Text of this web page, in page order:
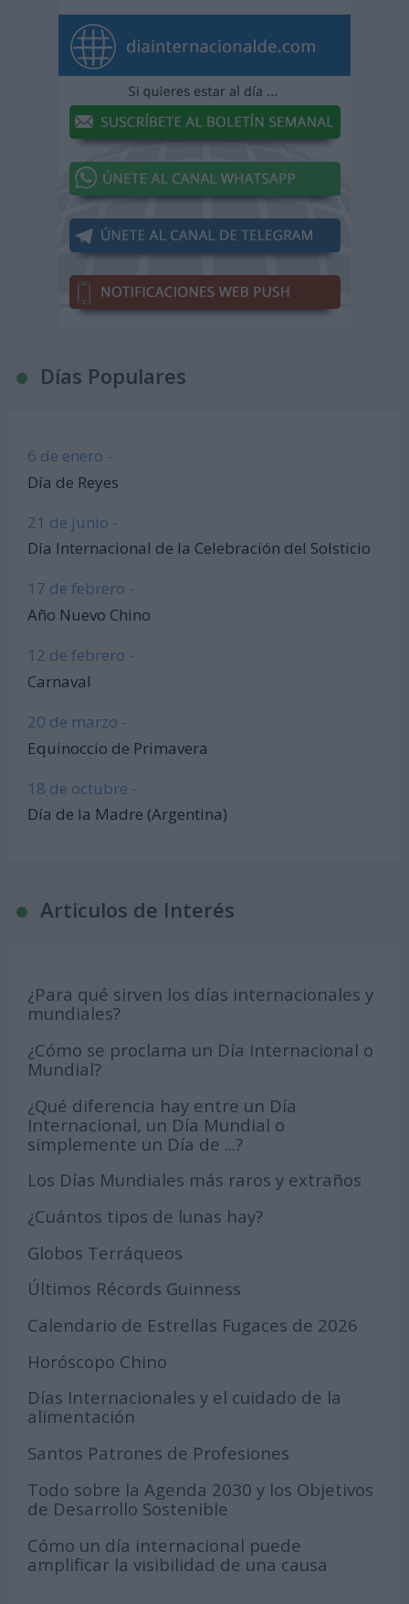
Días Populares
6 de enero -
Día de Reyes
21 de junio -
Día Internacional de la Celebración del Solsticio
17 de febrero -
Año Nuevo Chino
12 de febrero -
Carnaval
20 de marzo -
Equinoccio de Primavera
18 de octubre -
Día de la Madre (Argentina)
Articulos de Interés
¿Para qué sirven los días internacionales y
mundiales?
¿Cómo se proclama un Día Internacional o
Mundial?
¿Qué diferencia hay entre un Día
Internacional, un Día Mundial o
simplemente un Día de ...?
Los Días Mundiales más raros y extraños
¿Cuántos tipos de lunas hay?
Globos Terráqueos
Últimos Récords Guinness
Calendario de Estrellas Fugaces de 2026
Horóscopo Chino
Días Internacionales y el cuidado de la
alimentación
Santos Patrones de Profesiones
Todo sobre la Agenda 2030 y los Objetivos
de Desarrollo Sostenible
Cómo un día internacional puede
amplificar la visibilidad de una causa